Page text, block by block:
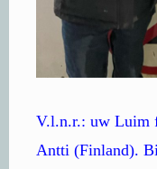
V.l.n.r.: uw Luim
Antti (Finland).